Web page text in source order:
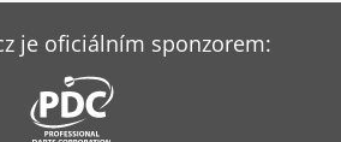
je oficiálním sponzorem: